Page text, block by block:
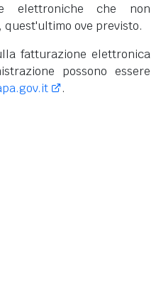
elettroniche che non
quest'ultimo ove previsto.
fatturazione elettronica
possono essere
.